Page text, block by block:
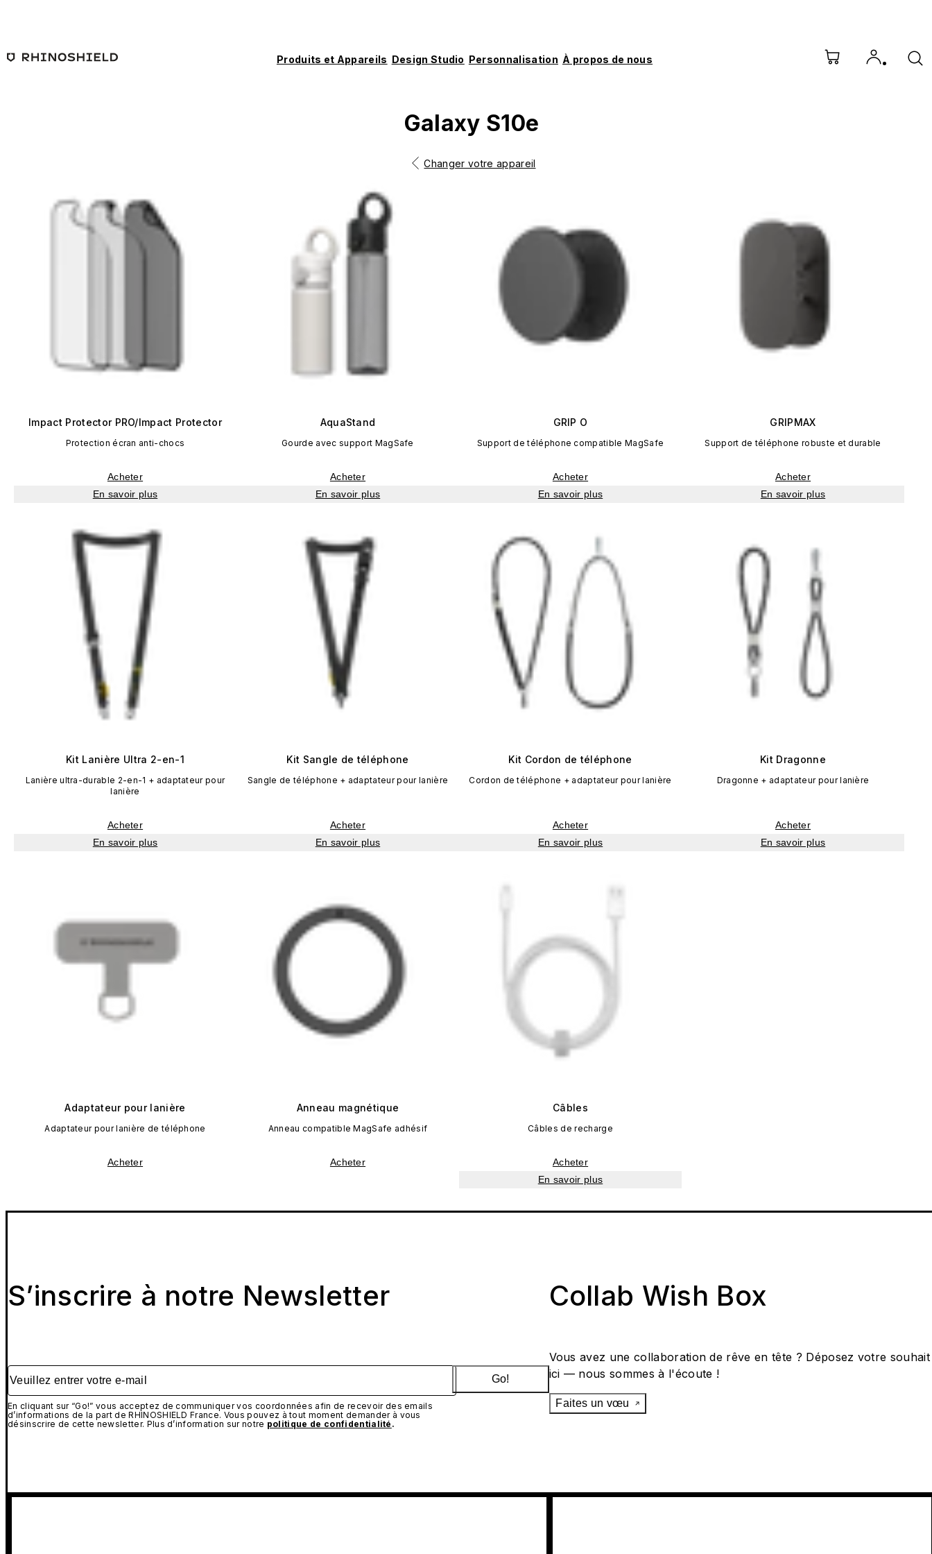
Produits et Appareils Design Studio Personnalisation À propos de nous
Galaxy S10e
Changer votre appareil
Impact Protector PRO/Impact Protector
Protection écran anti-chocs
Acheter
En savoir plus
AquaStand
Gourde avec support MagSafe
Acheter
En savoir plus
GRIP O
Support de téléphone compatible MagSafe
Acheter
En savoir plus
GRIPMAX
Support de téléphone robuste et durable
Acheter
En savoir plus
Kit Lanière Ultra 2-en-1
Lanière ultra-durable 2-en-1 + adaptateur pour
lanière
Acheter
En savoir plus
Kit Sangle de téléphone
Sangle de téléphone + adaptateur pour lanière
Acheter
En savoir plus
Kit Cordon de téléphone
Cordon de téléphone + adaptateur pour lanière
Acheter
En savoir plus
Kit Dragonne
Dragonne + adaptateur pour lanière
Acheter
En savoir plus
Adaptateur pour lanière
Adaptateur pour lanière de téléphone
Acheter
Anneau magnétique
Anneau compatible MagSafe adhésif
Acheter
Câbles
Câbles de recharge
Acheter
En savoir plus
S’inscrire à notre Newsletter
Veuillez entrer votre e-mail
En cliquant sur “Go!” vous acceptez de communiquer vos coordonnées afin de recevoir des emails
d’informations de la part de RHINOSHIELD France. Vous pouvez à tout moment demander à vous
désinscrire de cette newsletter. Plus d’information sur notre politique de confidentialité .
Go!
Collab Wish Box
Vous avez une collaboration de rêve en tête ? Déposez votre souhait
ici — nous sommes à l'écoute !
Faites un vœu